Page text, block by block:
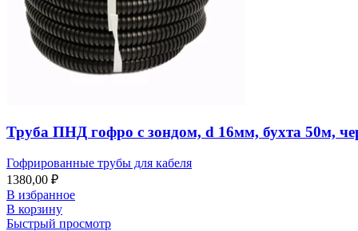
Труба ПНД гофро с зондом, d 16мм, бухта 50м,
Гофрированные трубы для кабеля
1380,00 ₽
В избранное
В корзину
Быстрый просмотр